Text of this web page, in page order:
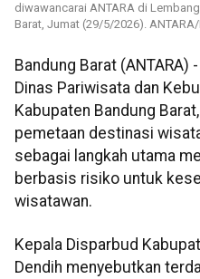
diwawancarai ANTARA di
Barat, Jumat (29/5/2026).
Bandung Barat (ANTARA) -
Dinas Pariwisata dan
Kabupaten Bandung
pemetaan destinasi
sebagai langkah utama
berbasis risiko untuk
wisatawan.
Kepala Disparbud
Dendih menyebutkan